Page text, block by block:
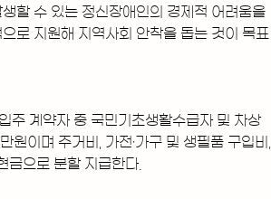
할 수 있는 정신장애인의 경제적 어려움을
로 지원해 지역사회 안착을 돕는 것이 목표
주 계약자 중 국민기초생활수급자 및 차상
이며 주거비, 가전·가구 및 생필품 구입비,
금으로 분할 지급한다.